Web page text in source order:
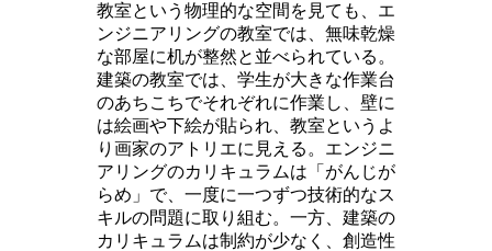
教室という物理的な空間を見ても、エ
ンジニアリングの教室では、無味乾燥
な部屋に机が整然と並べられている。
建築の教室では、学生が大きな作業台
のあちこちでそれぞれに作業し、壁に
は絵画や下絵が貼られ、教室というよ
り画家のアトリエに見える。エンジニ
アリングのカリキュラムは「がんじが
らめ」で、一度に一つずつ技術的なス
キルの問題に取り組む。一方、建築の
カリキュラムは制約が少なく、創造性